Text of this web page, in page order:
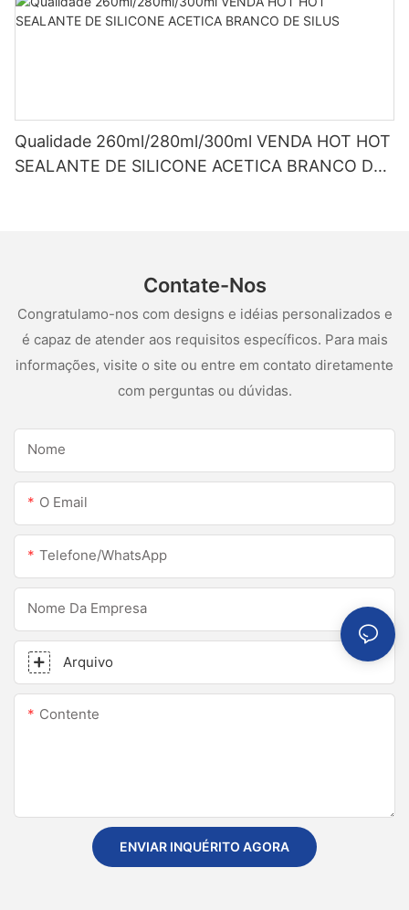
Qualidade 260ml/280ml/300ml VENDA HOT HOT
SEALANTE DE SILICONE ACETICA BRANCO DE
Contate-Nos
Congratulamo-nos com designs e idéias personalizados e
é capaz de atender aos requisitos específicos. Para mais
informações, visite o site ou entre em contato diretamente
com perguntas ou dúvidas.
Nome
O Email
Telefone/WhatsApp
Nome Da Empresa
Arquivo
Contente
ENVIAR INQUÉRITO AGORA